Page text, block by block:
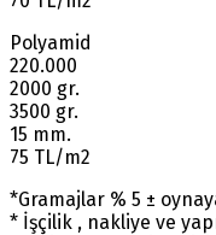
Polyamid
220.000
2000 gr.
3500 gr.
15 mm.
75 TL/m2
*Gramajlar % 5 ±
* İşçilik , nakliye ve